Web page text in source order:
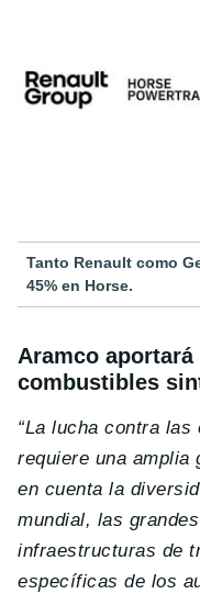
Tanto Renault como
45% en Horse.
Aramco aportará
combustibles
“La lucha contra
requiere una amplia
en cuenta la
mundial, las
infraestructuras de
específicas de los